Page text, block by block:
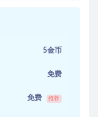
5金币
免费
免费 推荐